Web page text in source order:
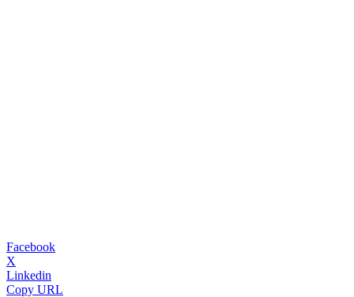
Facebook
X
Linkedin
Copy URL